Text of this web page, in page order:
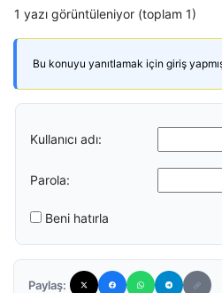
1 yazı görüntüleniyor (toplam 1)
Bu konuyu yanıtlamak için giriş yapmış
Kullanıcı adı:
Parola:
Beni hatırla
Paylaş: